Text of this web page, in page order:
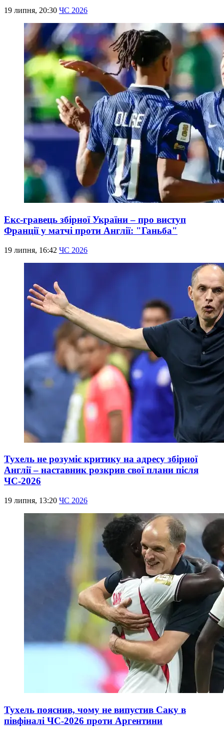
19 липня, 20:30 ЧС 2026
Екс-гравець збірної України – про виступ
Франції у матчі проти Англії: "Ганьба"
19 липня, 16:42 ЧС 2026
Тухель не розуміє критику на адресу збірної
Англії – наставник розкрив свої плани після
ЧС-2026
19 липня, 13:20 ЧС 2026
Тухель пояснив, чому не випустив Саку в
півфіналі ЧС-2026 проти Аргентини